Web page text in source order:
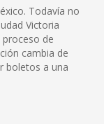
Todavía no
Victoria
de
cambia de
boletos a una